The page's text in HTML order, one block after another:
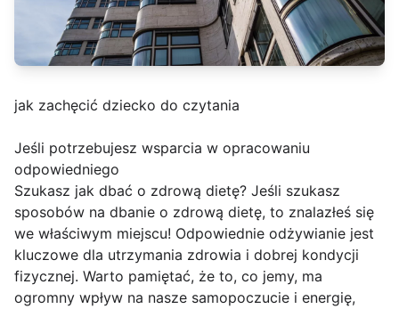
jak zachęcić dziecko do czytania
Jeśli potrzebujesz wsparcia w opracowaniu
odpowiedniego
Szukasz jak dbać o zdrową dietę? Jeśli szukasz
sposobów na dbanie o zdrową dietę, to znalazłeś się
we właściwym miejscu! Odpowiednie odżywianie jest
kluczowe dla utrzymania zdrowia i dobrej kondycji
fizycznej. Warto pamiętać, że to, co jemy, ma
ogromny wpływ na nasze samopoczucie i energię,